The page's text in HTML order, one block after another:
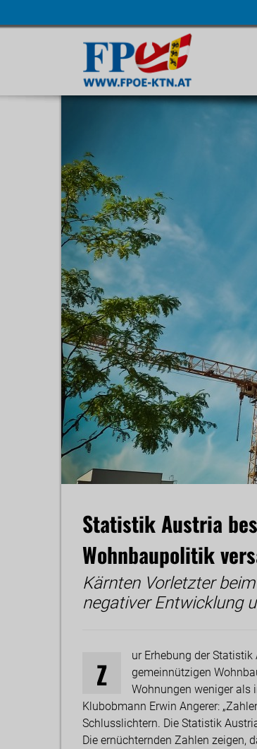
Statistik Austria
Wohnbaupolitik
Kärnten Vorletzter
negativer Entwicklung
Z
ur Erhebung der
gemeinnützigen
Wohnungen weniger als
Klubobmann Erwin Angerer:
Schlusslichtern. Die Statistik
Die ernüchternden Zahlen zeigen,